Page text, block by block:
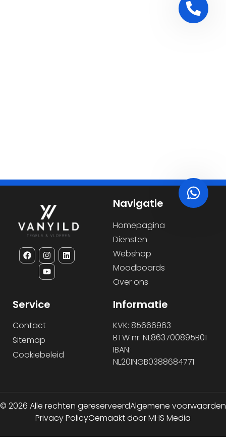
Navigatie
Homepagina
Diensten
Webshop
Moodboards
Over ons
Service
Contact
Sitemap
Cookiebeleid
Informatie
KVK: 85666963
BTW nr: NL863700895B01
IBAN:
NL20INGB0388684771
© 2026 Alle rechten gereserveerdAlgemene voorwaarden
Privacy PolicyGemaakt door MHS Media